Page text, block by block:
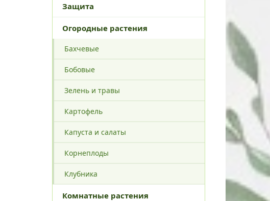
Защита
Огородные растения
Бахчевые
Бобовые
Зелень и травы
Картофель
Капуста и салаты
Корнеплоды
Клубника
Комнатные растения